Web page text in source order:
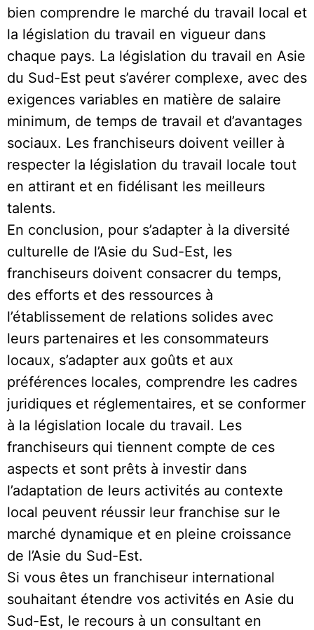
bien comprendre le marché du travail local et
la législation du travail en vigueur dans
chaque pays. La législation du travail en Asie
du Sud-Est peut s’avérer complexe, avec des
exigences variables en matière de salaire
minimum, de temps de travail et d’avantages
sociaux. Les franchiseurs doivent veiller à
respecter la législation du travail locale tout
en attirant et en fidélisant les meilleurs
talents.
En conclusion, pour s’adapter à la diversité
culturelle de l’Asie du Sud-Est, les
franchiseurs doivent consacrer du temps,
des efforts et des ressources à
l’établissement de relations solides avec
leurs partenaires et les consommateurs
locaux, s’adapter aux goûts et aux
préférences locales, comprendre les cadres
juridiques et réglementaires, et se conformer
à la législation locale du travail. Les
franchiseurs qui tiennent compte de ces
aspects et sont prêts à investir dans
l’adaptation de leurs activités au contexte
local peuvent réussir leur franchise sur le
marché dynamique et en pleine croissance
de l’Asie du Sud-Est.
Si vous êtes un franchiseur international
souhaitant étendre vos activités en Asie du
Sud-Est, le recours à un consultant en